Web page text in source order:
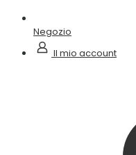
Negozio
Il mio account